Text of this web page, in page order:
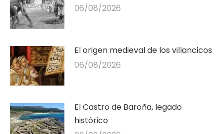
06/08/2026
El origen medieval de los villancicos
06/08/2026
El Castro de Baroña, legado
histórico